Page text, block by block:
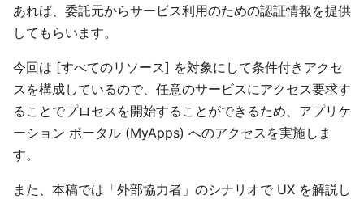
あれば、委託元からサービス利用のための認証情報を提供
してもらいます。
今回は [すべてのリソース] を対象にして条件付きアクセ
スを構成しているので、任意のサービスにアクセス要求す
ることでプロセスを開始することができるため、アプリケ
ーション ポータル (MyApps) へのアクセスを実施しま
す。
また、本稿では「外部協力者」のシナリオで UX を解説し